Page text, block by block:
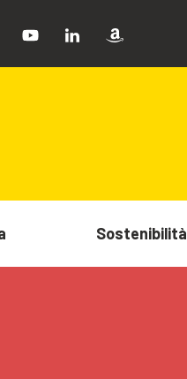
Sostenibilità